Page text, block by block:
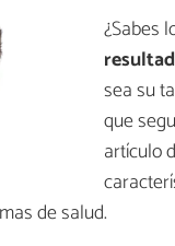
¿Sabes
sea su
que
artículo
de salud.